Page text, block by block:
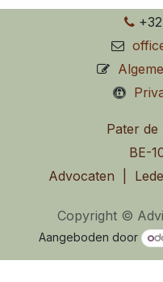
+32
Pater de
BE-
Advocaten |
Copyright ©
Aangeboden door